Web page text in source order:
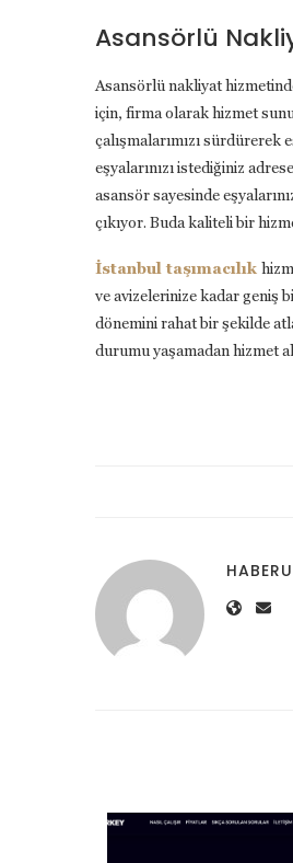
Asansörlü
Asansörlü nakliyat
için, firma olarak hizmet
çalışmalarımızı
eşyalarınızı istediğiniz
asansör sayesinde
çıkıyor. Buda kaliteli bir
İstanbul taşımacılık
ve avizelerinize kadar geniş
dönemini rahat bir şekilde
durumu yaşamadan hizmet